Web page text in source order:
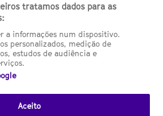
España S.L.U. is wholly owned
BV
S.L.U. Paseo de la Castellana,
Europa 28046 Madrid B-82227893
to Spanish jurisdiction and regulated
tratamos dados para as
a informações num dispositivo.
personalizados, medição de
estudos de audiência e
Aceito